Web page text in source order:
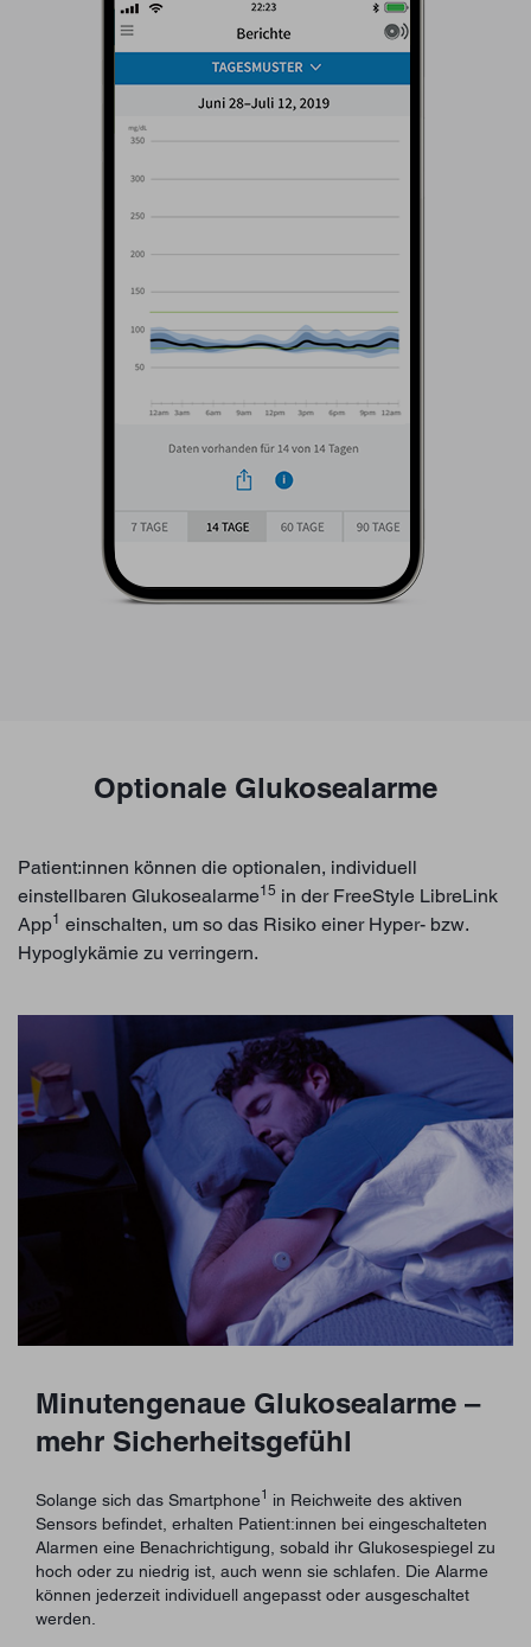
Optionale Glukosealarme
Patient:innen können die optionalen, individuell
einstellbaren Glukosealarme15 in der FreeStyle LibreLink
App1 einschalten, um so das Risiko einer Hyper- bzw.
Hypoglykämie zu verringern.
Minutengenaue Glukosealarme –
mehr Sicherheitsgefühl
Solange sich das Smartphone1 in Reichweite des aktiven
Sensors befindet, erhalten Patient:innen bei eingeschalteten
Alarmen eine Benachrichtigung, sobald ihr Glukosespiegel zu
hoch oder zu niedrig ist, auch wenn sie schlafen. Die Alarme
können jederzeit individuell angepasst oder ausgeschaltet
werden.